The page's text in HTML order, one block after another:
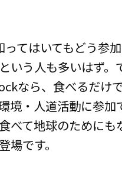
ってはいてもどう参
いう人も多いはず。
なら、食べるだけ
境・人道活動に参加
べて地球のためにも
場です。